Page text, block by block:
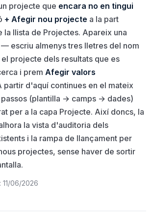
projecte que encara no en tingui
+ Afegir nou projecte a la part
la llista de Projectes. Apareix una
escriu almenys tres lletres del nom
projecte dels resultats que es
i prem Afegir valors
partir d'aquí continues en el mateix
(plantilla → camps → dades)
per a la capa Projecte. Així doncs, la
la vista d'auditoria dels
i la rampa de llançament per
projectes, sense haver de sortir
11/06/2026